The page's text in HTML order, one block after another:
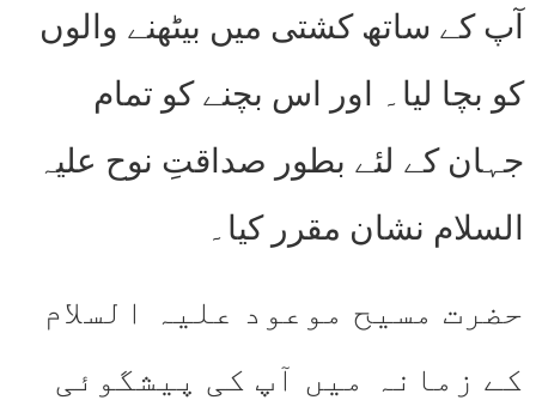
آپ کے ساتھ کشتی میں بیٹھنے والوں
کو بچا لیا۔ اور اس بچنے کو تمام
جہان کے لئے بطور صداقتِ نوح علیہ
السلام نشان مقرر کیا۔
حضرت مسیح موعود علیہ السلام
کے زمانہ میں آپ کی پیشگوئی